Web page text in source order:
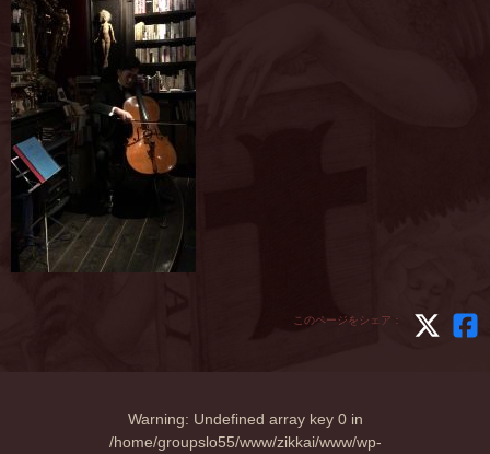
このページをシェア：
Warning: Undefined array key 0 in
/home/groupslo55/www/zikkai/www/wp-